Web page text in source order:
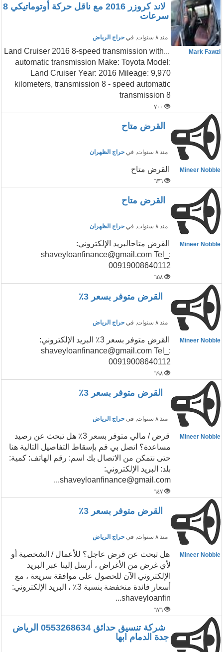
لاند كروزر 2016 مع ناقل حركة أوتوماتيكي 8
سرعات
منذ ٨ سنوات , في حراج الرياض
Mark Fawzi
...Land Cruiser 2016 8-speed transmission with
automatic transmission Make: Toyota Model:
Land Cruiser Year: 2016 Mileage: 9,970
kilometers, transmission 8 - speed automatic
transmission 8
٧٠٠
القرض متاح
منذ ٨ سنوات , في حراج الظهران
Mineer Nobble القرض متاح
٦٣٦
القرض متاح
منذ ٨ سنوات , في حراج الظهران
Mineer Nobble
القرض متاحالبريد الإلكتروني:
shaveyloanfinance@gmail.com Tel_:
00919008640112
٦٥٨
القرض متوفر بسعر 3٪
منذ ٨ سنوات , في حراج الرياض
Mineer Nobble
القرض متوفر بسعر 3٪ البريد الإلكتروني:
shaveyloanfinance@gmail.com Tel_:
00919008640112
٦٩٨
القرض متوفر بسعر 3٪
منذ ٨ سنوات , في حراج الرياض
Mineer Nobble
قرض / مالي متوفر بسعر 3٪ هل تبحث عن رصيد
مساعدة؟ اتصل بي قم بإسقاط التفاصيل التالية هنا
حتى نتمكن من الاتصال بك اسم: رقم الهاتف: كمية:
بلد: البريد الإلكتروني:
shaveyloanfinance@gmail.com...
٦٤٧
القرض متوفر بسعر 3٪
منذ ٨ سنوات , في حراج الرياض
Mineer Nobble
هل تبحث عن قرض عاجل؟ للأعمال / الشخصية أو
لأي غرض من الأغراض ، أرسل إلينا عبر البريد
الإلكتروني الآن للحصول على موافقة سريعة ، مع
أسعار فائدة منخفضة بنسبة 3٪ ، البريد الإلكتروني:
shaveyloanfin...
٦٧٦
شركة تنسيق حدائق 0553268634 الرياض
جدة الدمام ابها